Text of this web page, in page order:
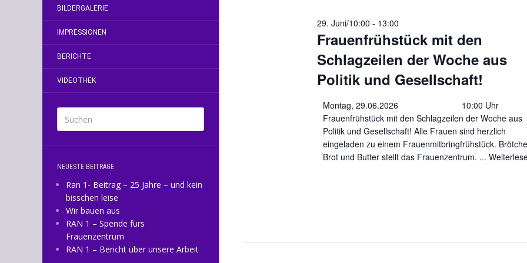
BILDERGALERIE
IMPRESSIONEN
BERICHTE
VIDEOTHEK
NEUESTE BEITRÄGE
Ran 1- Beitrag – 25 Jahre – und kein
bisschen leise
Wir bauen aus
RAN 1 – Spende fürs
Frauenzentrum
RAN 1 – Bericht über unsere Arbeit
Frauenfrühstück mit den
Schlagzeilen der Woche aus
Politik und Gesellschaft!
29. Juni/10:00 - 13:00
Montag, 29.06.2026 10:00 Uhr
Frauenfrühstück mit den Schlagzeilen der Woche aus
Politik und Gesellschaft! Alle Frauen sind herzlich
eingeladen zu einem Frauenmitbringfrühstück.
Brot und Butter stellt das Frauenzentrum. ...